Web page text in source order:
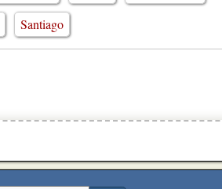
Santiago